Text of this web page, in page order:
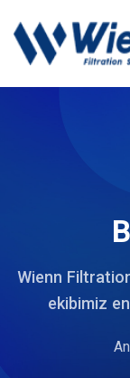
Wienn
ekibimiz